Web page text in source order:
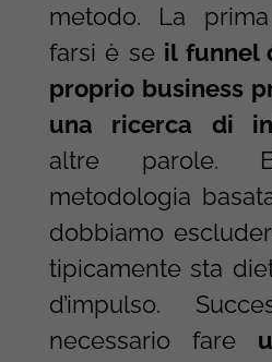
metodo. La
farsi è se il funnel
proprio business
una ricerca di
altre parole.
metodologia
dobbiamo
tipicamente sta
d’impulso.
necessario fare